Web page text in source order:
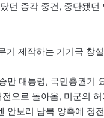
던 종각 중건, 중단됐던
기 제작하는 기기국 창설
만 대통령, 국민총궐기
으로 돌아옴, 미군의
안보리 남북 양측에 정